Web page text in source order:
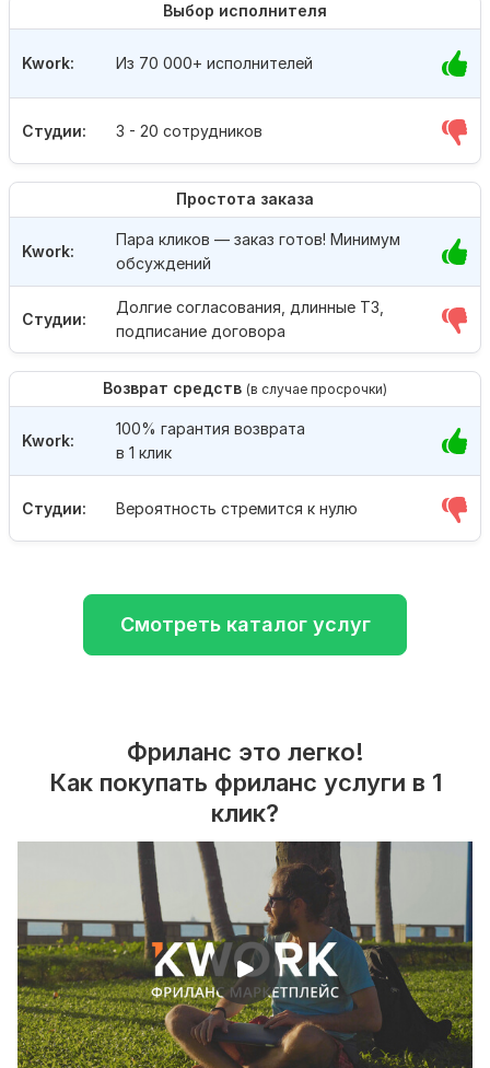
Выбор исполнителя
Студии: 3 - 20 сотрудников
Kwork: Из 70 000+ исполнителей
Простота заказа
Студии:
Долгие согласования, длинные ТЗ,
подписание договора
Kwork:
Пара кликов — заказ готов! Минимум
обсуждений
Возврат средств (в случае просрочки)
Студии: Вероятность стремится к нулю
Kwork:
100% гарантия возврата
в 1 клик
Смотреть каталог услуг
Фриланс это легко!
Как покупать фриланс услуги в 1
клик?